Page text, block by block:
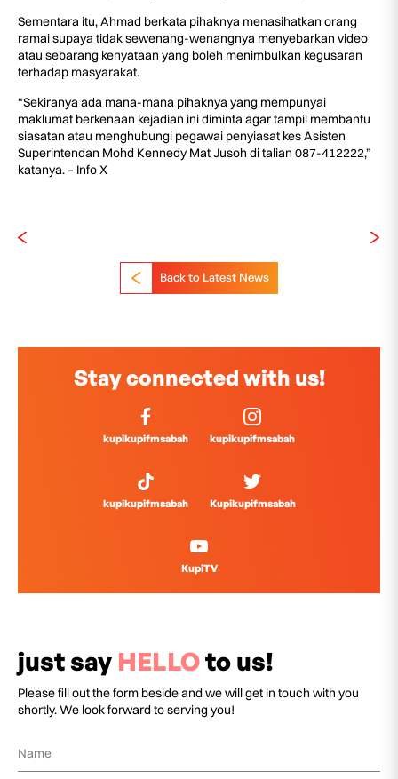
Sementara itu, Ahmad berkata pihaknya menasihatkan orang
ramai supaya tidak sewenang-wenangnya menyebarkan video
atau sebarang kenyataan yang boleh menimbulkan kegusaran
terhadap masyarakat.
“Sekiranya ada mana-mana pihaknya yang mempunyai
maklumat berkenaan kejadian ini diminta agar tampil membantu
siasatan atau menghubungi pegawai penyiasat kes Asisten
Superintendan Mohd Kennedy Mat Jusoh di talian 087-412222,”
katanya. – Info X
Back to Latest News
Stay connected with us!
kupikupifmsabah kupikupifmsabah
kupikupifmsabah Kupikupifmsabah
KupiTV
just say HELLOto us!
Please fill out the form beside and we will get in touch with you
shortly. We look forward to serving you!